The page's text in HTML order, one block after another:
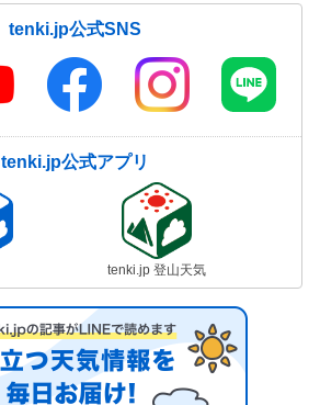
tenki.jp公式SNS
tenki.jp公式アプリ
tenki.jp 登山天気